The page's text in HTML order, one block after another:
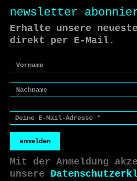
newsletter
Erhalte unsere
direkt per E-Mail.
anmelden
Mit der Anmeldung
unsere